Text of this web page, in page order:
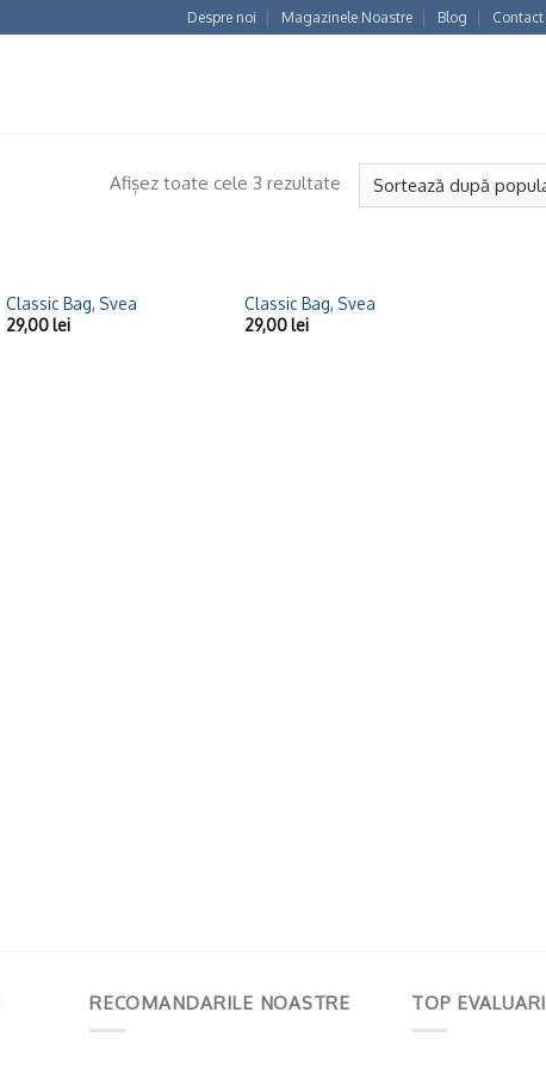
Despre noi Magazinele Noastre Blog Contact
Afișez toate cele 3 rezultate
Classic Bag, Svea
29,00lei
Classic Bag, Svea
29,00lei
RECOMANDARILE NOASTRE TOP EVALUARI